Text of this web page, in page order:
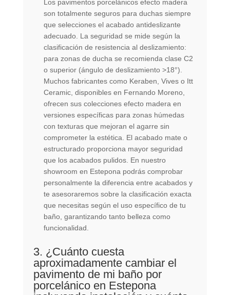
Los pavimentos porcelánicos efecto madera
son totalmente seguros para duchas siempre
que selecciones el acabado antideslizante
adecuado. La seguridad se mide según la
clasificación de resistencia al deslizamiento:
para zonas de ducha se recomienda clase C2
o superior (ángulo de deslizamiento >18°).
Muchos fabricantes como Keraben, Vives o Itt
Ceramic, disponibles en Fernando Moreno,
ofrecen sus colecciones efecto madera en
versiones específicas para zonas húmedas
con texturas que mejoran el agarre sin
comprometer la estética. El acabado mate o
estructurado proporciona mayor seguridad
que los acabados pulidos. En nuestro
showroom en Estepona podrás comprobar
personalmente la diferencia entre acabados y
te asesoraremos sobre la clasificación exacta
que necesitas según el uso específico de tu
baño, garantizando tanto belleza como
funcionalidad.
3. ¿Cuánto cuesta
aproximadamente cambiar el
pavimento de mi baño por
porcelánico en Estepona